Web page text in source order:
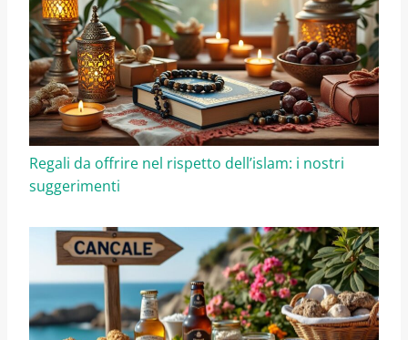
Regali da offrire nel rispetto dell’islam: i nostri
suggerimenti